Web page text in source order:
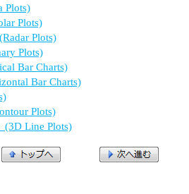
Plots)
Plots)
Plots)
Plots)
Bar Charts)
Bar Charts)
Plots)
Line Plots)